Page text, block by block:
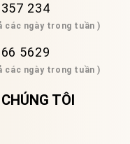
234
các ngày trong tuần )
5629
các ngày trong tuần )
TÔI